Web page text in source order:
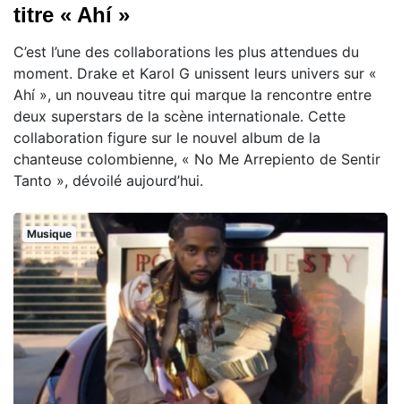
titre « Ahí »
C’est l’une des collaborations les plus attendues du
moment. Drake et Karol G unissent leurs univers sur «
Ahí », un nouveau titre qui marque la rencontre entre
deux superstars de la scène internationale. Cette
collaboration figure sur le nouvel album de la
chanteuse colombienne, « No Me Arrepiento de Sentir
Tanto », dévoilé aujourd’hui.
Musique